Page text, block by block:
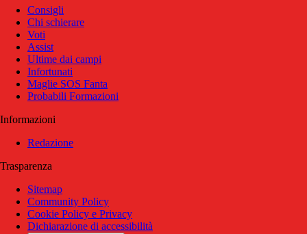
Consigli
Chi schierare
Voti
Assist
Ultime dai campi
Infortunati
Maglie SOS Fanta
Probabili Formazioni
Informazioni
Redazione
Trasparenza
Sitemap
Community Policy
Cookie Policy e Privacy
Dichiarazione di accessibilità